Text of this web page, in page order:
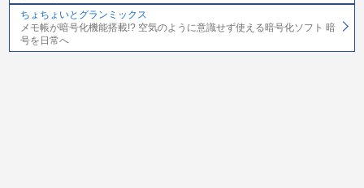
ちょちょいとグランミックス
メモ帳が暗号化機能搭載!? 空気のように意識せず使える暗号化ソフト 暗
号を日常へ